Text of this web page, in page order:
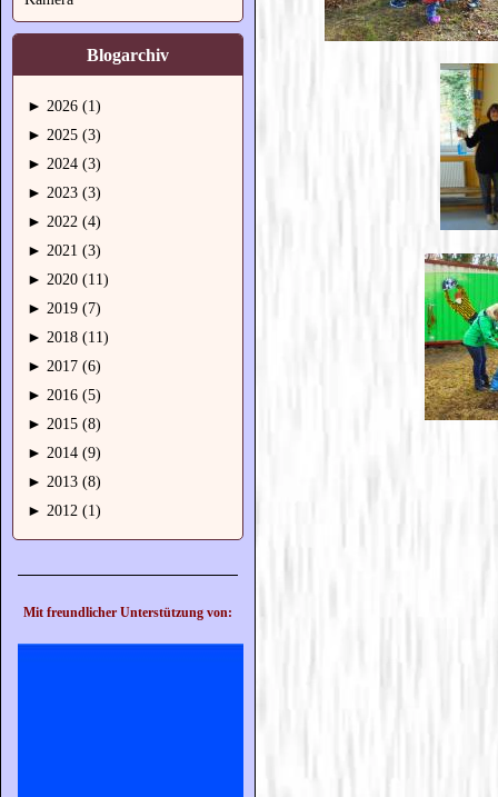
Blogarchiv
► 2026 (1)
► 2025 (3)
► 2024 (3)
► 2023 (3)
► 2022 (4)
► 2021 (3)
► 2020 (11)
► 2019 (7)
► 2018 (11)
► 2017 (6)
► 2016 (5)
► 2015 (8)
► 2014 (9)
► 2013 (8)
► 2012 (1)
Mit freundlicher Unterstützung von: